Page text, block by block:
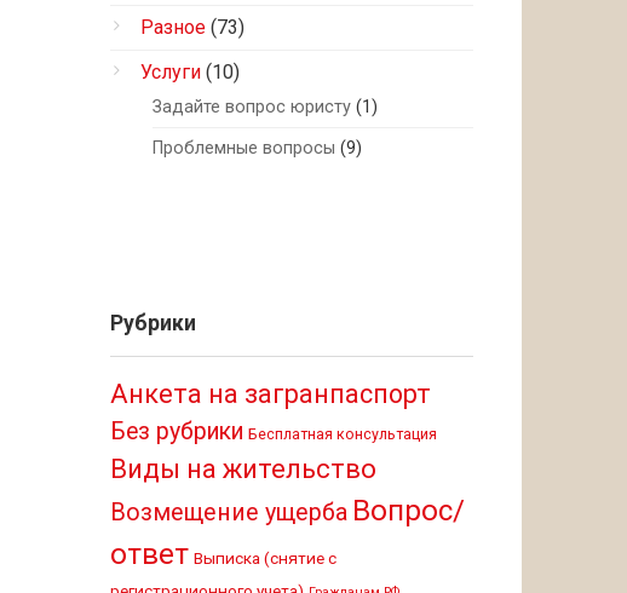
Разное (73)
Услуги (10)
Задайте вопрос юристу (1)
Проблемные вопросы (9)
Рубрики
Анкета на загранпаспорт
Без рубрики Бесплатная консультация
Виды на жительство
Возмещение ущерба Вопрос/
ответ Выписка (снятие с